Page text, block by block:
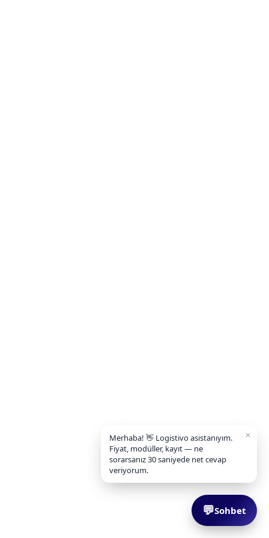
💬Sohbet
Merhaba! 👋 Logistivo asistanıyım.
Fiyat, modüller, kayıt — ne
sorarsanız 30 saniyede net cevap
veriyorum.
✕